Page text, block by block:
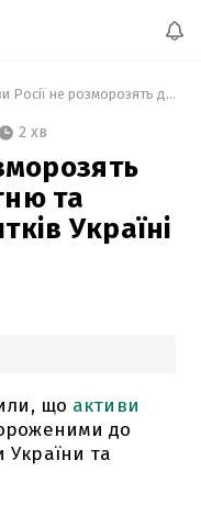
Активи Росії не розморозять до припинення вогню та відшкодування збитків Україні – міністри G7
2 хв
та
Україні
що активи
до
України та